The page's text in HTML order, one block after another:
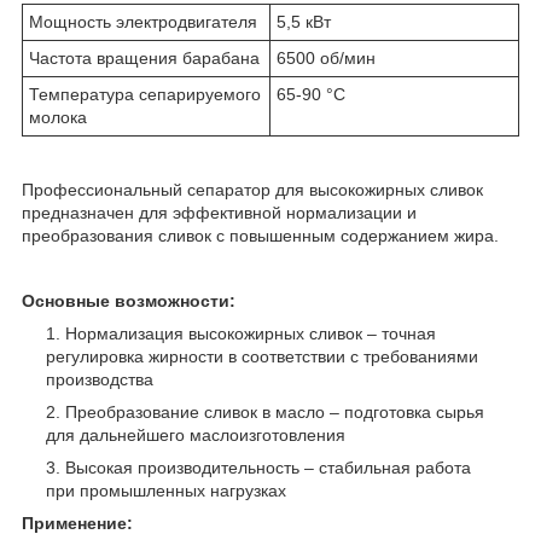
Мощность электродвигателя
5,5 кВт
Частота вращения барабана
6500 об/мин
Температура сепарируемого
молока
65-90 °С
Профессиональный сепаратор для высокожирных сливок
предназначен для эффективной нормализации и
преобразования сливок с повышенным содержанием жира.
Основные возможности:
Нормализация высокожирных сливок – точная
регулировка жирности в соответствии с требованиями
производства
Преобразование сливок в масло – подготовка сырья
для дальнейшего маслоизготовления
Высокая производительность – стабильная работа
при промышленных нагрузках
Применение: